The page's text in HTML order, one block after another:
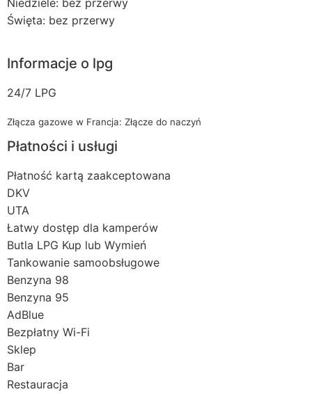
Niedziele: bez przerwy
Święta: bez przerwy
Informacje o lpg
24/7 LPG
Złącza gazowe w Francja: Złącze do naczyń
Płatności i usługi
Płatność kartą zaakceptowana
DKV
UTA
Łatwy dostęp dla kamperów
Butla LPG Kup lub Wymień
Tankowanie samoobsługowe
Benzyna 98
Benzyna 95
AdBlue
Bezpłatny Wi-Fi
Sklep
Bar
Restauracja